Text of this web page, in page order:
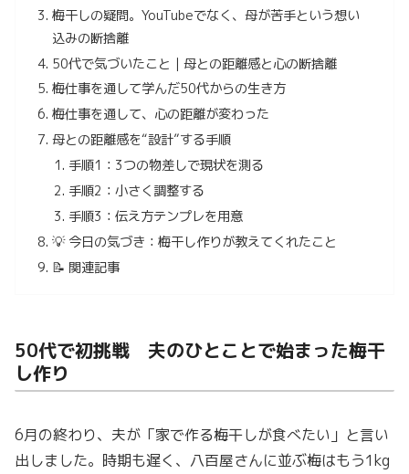
梅干しの疑問。YouTubeでなく、母が苦手という想い
込みの断捨離
50代で気づいたこと｜母との距離感と心の断捨離
梅仕事を通して学んだ50代からの生き方
梅仕事を通して、心の距離が変わった
母との距離感を“設計”する手順
手順1：3つの物差しで現状を測る
手順2：小さく調整する
手順3：伝え方テンプレを用意
💡 今日の気づき：梅干し作りが教えてくれたこと
📝 関連記事
50代で初挑戦 夫のひとことで始まった梅干
し作り
6月の終わり、夫が「家で作る梅干しが食べたい」と言い
出しました。時期も遅く、八百屋さんに並ぶ梅はもう1kg